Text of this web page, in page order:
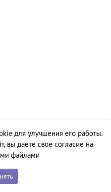
для улучшения его работы.
вы даете свое согласие на
файлами